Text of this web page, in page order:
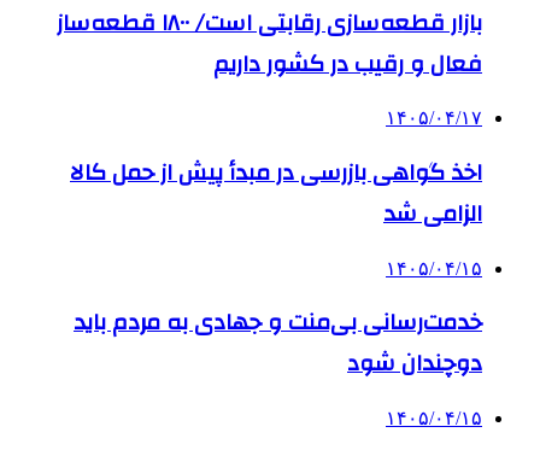
بازار قطعه‌سازی رقابتی است/ ۱۸۰۰ قطعه‌ساز
فعال و رقیب در کشور داریم
۱۴۰۵/۰۴/۱۷
اخذ گواهی بازرسی در مبدأ پیش از حمل کالا
الزامی شد
۱۴۰۵/۰۴/۱۵
خدمت‌رسانی بی‌منت و جهادی به مردم باید
دوچندان شود
۱۴۰۵/۰۴/۱۵